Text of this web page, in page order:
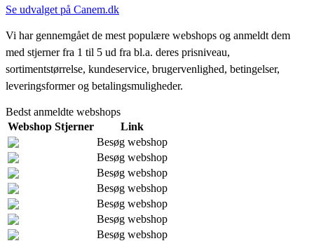
Se udvalget på Canem.dk
Vi har gennemgået de mest populære webshops og anmeldt dem
med stjerner fra 1 til 5 ud fra bl.a. deres prisniveau,
sortimentstørrelse, kundeservice, brugervenlighed, betingelser,
leveringsformer og betalingsmuligheder.
Bedst anmeldte webshops
Webshop Stjerner
Link
Besøg webshop
Besøg webshop
Besøg webshop
Besøg webshop
Besøg webshop
Besøg webshop
Besøg webshop